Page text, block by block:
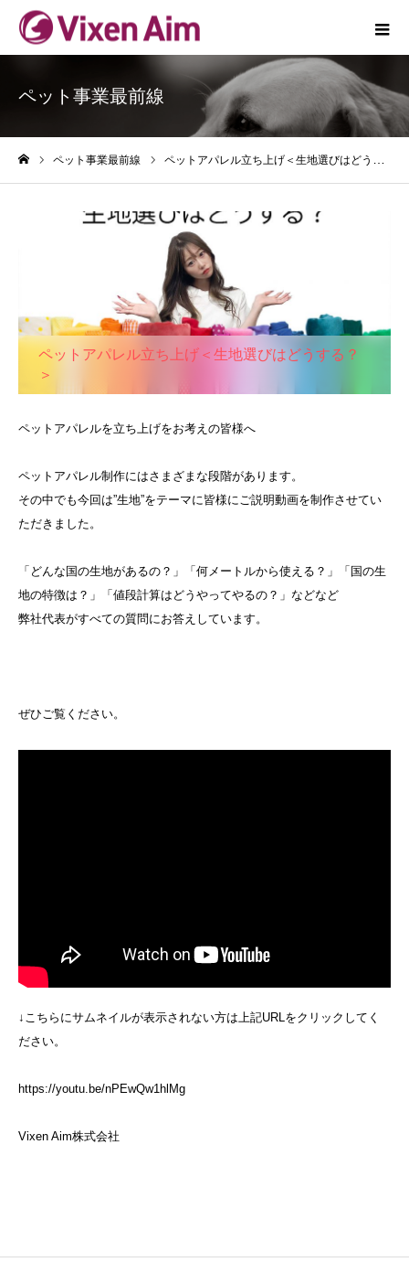
ペット事業最前線
ペット事業最前線 ペットアパレル立ち上げ＜生地選びはどうする？＞
ペットアパレル立ち上げ＜生地選びはどうする？
＞
ペットアパレルを立ち上げをお考えの皆様へ
ペットアパレル制作にはさまざまな段階があります。
その中でも今回は”生地”をテーマに皆様にご説明動画を制作させてい
ただきました。
「どんな国の生地があるの？」「何メートルから使える？」「国の生
地の特徴は？」「値段計算はどうやってやるの？」などなど
弊社代表がすべての質問にお答えしています。
ぜひご覧ください。
↓こちらにサムネイルが表示されない方は上記URLをクリックしてく
ださい。
https://youtu.be/nPEwQw1hlMg
Vixen Aim株式会社